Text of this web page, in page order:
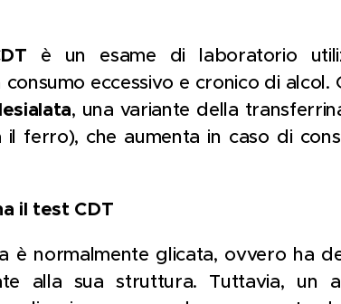
è un esame di laboratorio
eccessivo e cronico di alcol.
, una variante della
ferro), che aumenta in caso di
il test CDT
è normalmente glicata, ovvero ha
alla sua struttura. Tuttavia, un